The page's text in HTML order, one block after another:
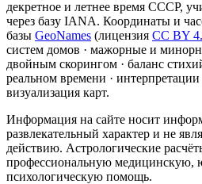
декретное и летнее время СССР,
через базу IANA. Координаты и
базы GeoNames (лицензия CC BY
систем домов · мажорные и
двойным скорингом · баланс
реальном времени ·
визуализация карт.
Информация на сайте носит
развлекательный характер и не
действию. Астрологические
профессиональную медицинскую,
психологическую помощь.